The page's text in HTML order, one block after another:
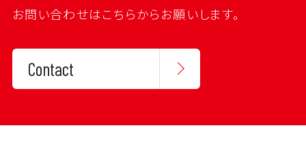
お問い合わせはこちらからお願いします。
Contact